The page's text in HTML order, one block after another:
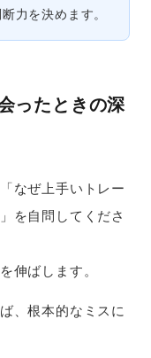
力を決めます。
ったときの深
なぜ上手いトレー
を自問してくださ
伸ばします。
、根本的なミスに